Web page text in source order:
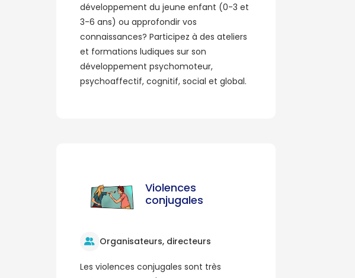
développement du jeune enfant (0-3 et
3-6 ans) ou approfondir vos
connaissances? Participez à des ateliers
et formations ludiques sur son
développement psychomoteur,
psychoaffectif, cognitif, social et global.
Violences
conjugales
Organisateurs, directeurs
Les violences conjugales sont très